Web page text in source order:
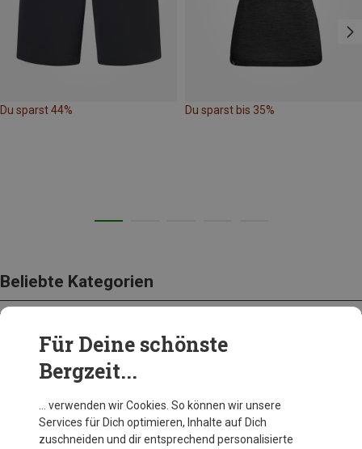
Du sparst 44% Du sparst bis 35%
Beliebte Kategorien
BEKLEIDUNG
Für Deine schönste
Bergzeit...
… verwenden wir Cookies. So können wir unsere
Services für Dich optimieren, Inhalte auf Dich
zuschneiden und dir entsprechend personalisierte